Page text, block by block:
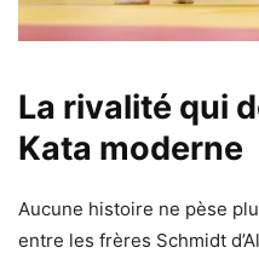
La rivalité qui
Kata moderne
Aucune histoire ne pèse
entre les frères Schmidt